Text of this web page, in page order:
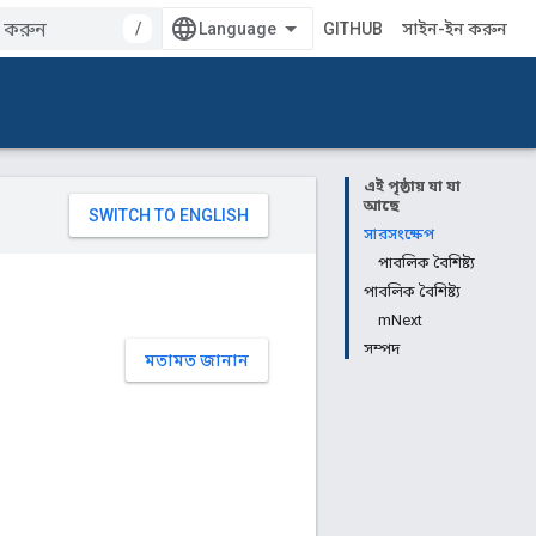
/ GITHUB সাইন-ইন করুন
এই পৃষ্ঠায় যা যা
আছে
সারসংক্ষেপ
পাবলিক বৈশিষ্ট্য
পাবলিক বৈশিষ্ট্য
mNext
সম্পদ
মতামত জানান